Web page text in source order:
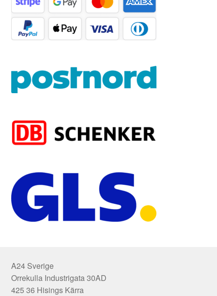
A24 Sverige
Orrekulla Industrigata 30AD
425 36 Hisings Kärra